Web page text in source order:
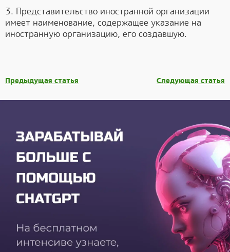
3. Представительство иностранной организации
имеет наименование, содержащее указание на
иностранную организацию, его создавшую.
Предыдущая статья Следующая статья